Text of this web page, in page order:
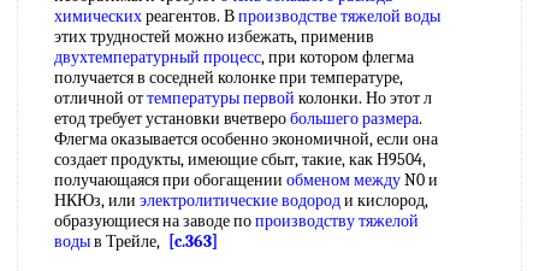
химическихреагентов. Впроизводстве тяжелой воды
этих трудностей можно избежать, применив
двухтемпературный процесс, при котором флегма
получается в соседней колонке при температуре,
отличной оттемпературы первой колонки. Но этот л
етод требует установки вчетверобольшего размера.
Флегма оказывается особенно экономичной, если она
создает продукты, имеющие сбыт, такие, как Н9504,
получающаяся при обогащении обменом междуN0 и
НКЮз, или электролитические водороди кислород,
образующиеся на заводе попроизводству тяжелой
водыв Трейле, [c.363]